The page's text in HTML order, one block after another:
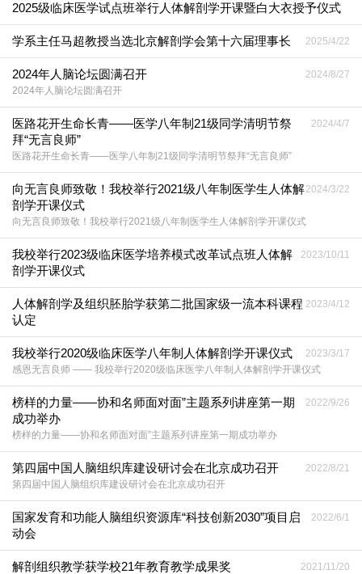
2025级临床医学试点班举行人体解剖学开课暨白大衣授予仪式
2025/4/22
学系主任马超教授当选北京解剖学会第十六届理事长
2024/8/27
2024年人脑论坛圆满召开
2024年人脑论坛圆满召开
2024/4/7
医路花开生命长青——医学八年制21级同学清明节祭
拜“无言良师”
医路花开生命长青——医学八年制21级同学清明节祭拜“无言良师”
2024/3/22
向无言良师致敬！我校举行2021级八年制医学生人体解
剖学开课仪式
向无言良师致敬！我校举行2021级八年制医学生人体解剖学开课仪式
2023/10/11
我校举行2023级临床医学培养模式改革试点班人体解
剖学开课仪式
2023/4/12
人体解剖学及组织胚胎学获第二批国家级一流本科课程
认定
2023/3/17
我校举行2020级临床医学八年制人体解剖学开课仪式
感恩无言良师 —— 我校举行2020级临床医学八年制人体解剖学开课仪式
2022/9/26
榜样的力量——协和名师面对面”主题系列讲座第一期
成功举办
榜样的力量——协和名师面对面”主题系列讲座第一期成功举办
2022/8/21
第四届中国人脑组织库建设研讨会在北京成功召开
第四届中国人脑组织库建设研讨会在北京成功召开
2022/6/1
国家发育和功能人脑组织资源库“科技创新2030”项目启
动会
2021/11/20
解剖组织教学获学校21年教育教学成果奖